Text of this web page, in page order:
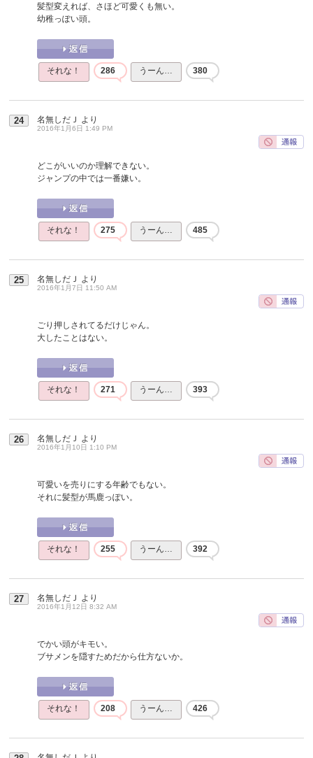
髪型変えれば、さほど可愛くも無い。
幼稚っぽい頭。
それな！ 286 うーん… 380
24 名無しだＪ より
2016年1月6日 1:49 PM
どこがいいのか理解できない。
ジャンプの中では一番嫌い。
それな！ 275 うーん… 485
25 名無しだＪ より
2016年1月7日 11:50 AM
ごり押しされてるだけじゃん。
大したことはない。
それな！ 271 うーん… 393
26 名無しだＪ より
2016年1月10日 1:10 PM
可愛いを売りにする年齢でもない。
それに髪型が馬鹿っぽい。
それな！ 255 うーん… 392
27 名無しだＪ より
2016年1月12日 8:32 AM
でかい頭がキモい。
ブサメンを隠すためだから仕方ないか。
それな！ 208 うーん… 426